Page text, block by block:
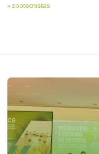
zootecnistas